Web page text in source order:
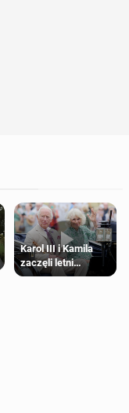
Karol III i Kamila
zaczęli letni
odpoczynek po